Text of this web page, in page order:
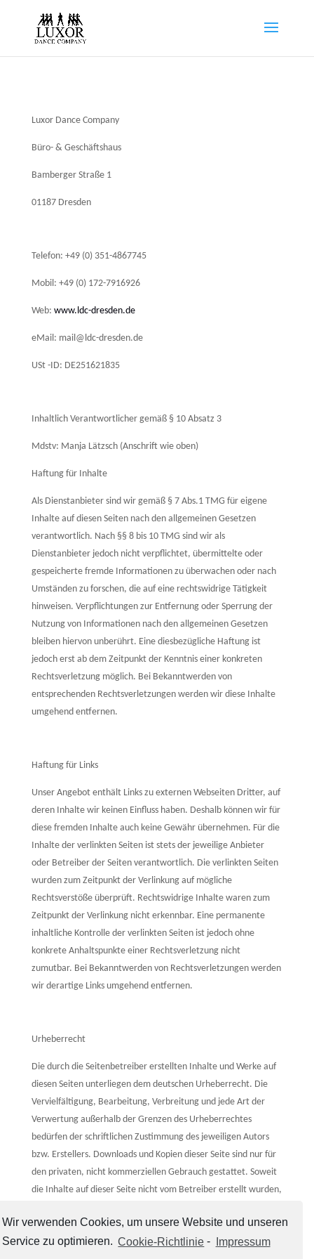
Wir verwenden Cookies, um unsere Website und unseren
Service zu optimieren. Cookie-Richtlinie - Impressum
Luxor Dance Company
Büro- & Geschäftshaus
Bamberger Straße 1
01187 Dresden
Telefon: +49 (0) 351-4867745
Mobil: +49 (0) 172-7916926
Web: www.ldc-dresden.de
eMail: mail@ldc-dresden.de
USt -ID: DE251621835
Inhaltlich Verantwortlicher gemäß § 10 Absatz 3
Mdstv: Manja Lätzsch (Anschrift wie oben)
Haftung für Inhalte
Als Dienstanbieter sind wir gemäß § 7 Abs.1 TMG für eigene
Inhalte auf diesen Seiten nach den allgemeinen Gesetzen
verantwortlich. Nach §§ 8 bis 10 TMG sind wir als
Dienstanbieter jedoch nicht verpflichtet, übermittelte oder
gespeicherte fremde Informationen zu überwachen oder nach
Umständen zu forschen, die auf eine rechtswidrige Tätigkeit
hinweisen. Verpflichtungen zur Entfernung oder Sperrung der
Nutzung von Informationen nach den allgemeinen Gesetzen
bleiben hiervon unberührt. Eine diesbezügliche Haftung ist
jedoch erst ab dem Zeitpunkt der Kenntnis einer konkreten
Rechtsverletzung möglich. Bei Bekanntwerden von
entsprechenden Rechtsverletzungen werden wir diese Inhalte
umgehend entfernen.
Haftung für Links
Unser Angebot enthält Links zu externen Webseiten Dritter, auf
deren Inhalte wir keinen Einfluss haben. Deshalb können wir für
diese fremden Inhalte auch keine Gewähr übernehmen. Für die
Inhalte der verlinkten Seiten ist stets der jeweilige Anbieter
oder Betreiber der Seiten verantwortlich. Die verlinkten Seiten
wurden zum Zeitpunkt der Verlinkung auf mögliche
Rechtsverstöße überprüft. Rechtswidrige Inhalte waren zum
Zeitpunkt der Verlinkung nicht erkennbar. Eine permanente
inhaltliche Kontrolle der verlinkten Seiten ist jedoch ohne
konkrete Anhaltspunkte einer Rechtsverletzung nicht
zumutbar. Bei Bekanntwerden von Rechtsverletzungen werden
wir derartige Links umgehend entfernen.
Urheberrecht
Die durch die Seitenbetreiber erstellten Inhalte und Werke auf
diesen Seiten unterliegen dem deutschen Urheberrecht. Die
Vervielfältigung, Bearbeitung, Verbreitung und jede Art der
Verwertung außerhalb der Grenzen des Urheberrechtes
bedürfen der schriftlichen Zustimmung des jeweiligen Autors
bzw. Erstellers. Downloads und Kopien dieser Seite sind nur für
den privaten, nicht kommerziellen Gebrauch gestattet. Soweit
die Inhalte auf dieser Seite nicht vom Betreiber erstellt wurden,
werden Inhalte Dritter als solche gekennzeichnet. Sollten Sie
trotzdem auf eine Urheberrechtsverletzung aufmerksam